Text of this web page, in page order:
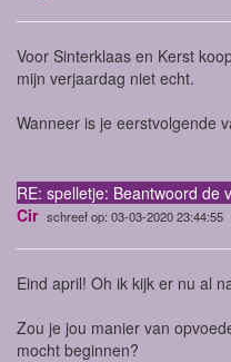
Voor Sinterklaas en Kerst
mijn verjaardag niet echt.
Wanneer is je eerstvolgende
RE: spelletje: Beantwoord de
Cir schreef op: 03-03-2020 23:44:55
Eind april! Oh ik kijk er nu al
Zou je jou manier van
mocht beginnen?